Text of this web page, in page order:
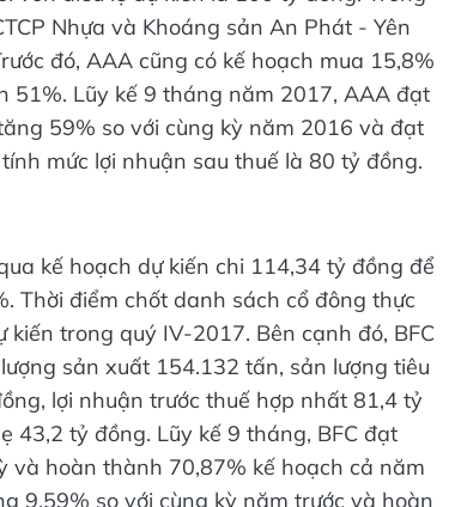
Nhựa và Khoáng sản An Phát - Yên
đó, AAA cũng có kế hoạch mua 15,8%
51%. Lũy kế 9 tháng năm 2017, AAA đạt
59% so với cùng kỳ năm 2016 và đạt
mức lợi nhuận sau thuế là 80 tỷ đồng.
kế hoạch dự kiến chi 114,34 tỷ đồng để
điểm chốt danh sách cổ đông thực
trong quý IV-2017. Bên cạnh đó, BFC
sản xuất 154.132 tấn, sản lượng tiêu
lợi nhuận trước thuế hợp nhất 81,4 tỷ
43,2 tỷ đồng. Lũy kế 9 tháng, BFC đạt
hoàn thành 70,87% kế hoạch cả năm
9,59% so với cùng kỳ năm trước và hoàn